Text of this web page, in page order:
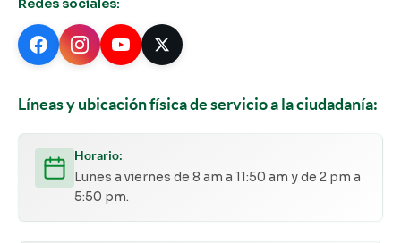
Redes sociales:
Líneas y ubicación física de servicio a la ciudadanía:
Horario:
Lunes a viernes de 8 am a 11:50 am y de 2 pm a
5:50 pm.